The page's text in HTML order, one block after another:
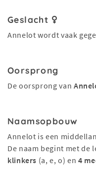
Geslacht
Annelot wordt vaak
Oorsprong
De oorsprong van
Naamsopbouw
Annelot is een
De naam begint met de
klinkers (a, e, o) en4